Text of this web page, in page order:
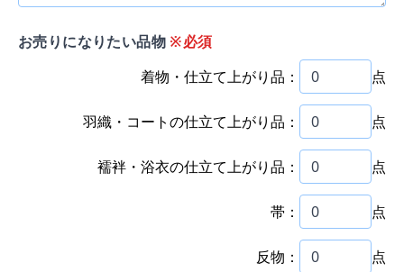
お売りになりたい品物 ※必須
着物・仕立て上がり品：
点
羽織・コートの仕立て上がり品： 点
襦袢・浴衣の仕立て上がり品： 点
帯： 点
反物： 点